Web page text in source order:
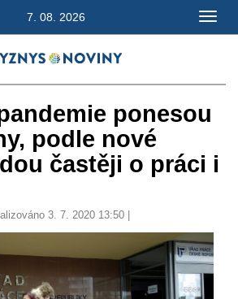
7. 08. 2026
ponesou
podle nové
častěji o práci i
3. 7. 2020 13:50 |